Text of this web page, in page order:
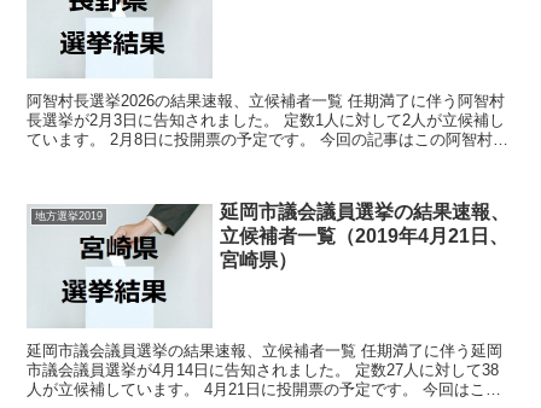
阿智村長選挙2026の結果速報、立候補者一覧 任期満了に伴う阿智村
長選挙が2月3日に告知されました。 定数1人に対して2人が立候補し
ています。 2月8日に投開票の予定です。 今回の記事はこの阿智村長
地方選挙2019
延岡市議会議員選挙の結果速報、
立候補者一覧（2019年4月21日、
宮崎県）
延岡市議会議員選挙の結果速報、立候補者一覧 任期満了に伴う延岡
市議会議員選挙が4月14日に告知されました。 定数27人に対して38
人が立候補しています。 4月21日に投開票の予定です。 今回はこの